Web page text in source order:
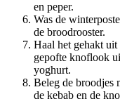
en peper.
Was de
de broodrooster.
Haal het gehakt
gepofte knoflook
yoghurt.
Beleg de broodjes
de kebab en de